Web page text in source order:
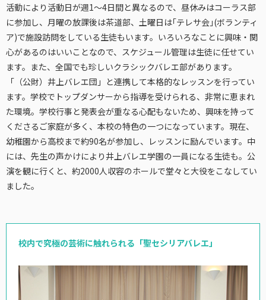
活動により活動日が週1～4日間と異なるので、昼休みはコーラス部
に参加し、月曜の放課後は茶道部、土曜日は｢テレサ会｣(ボランティ
ア)で施設訪問をしている生徒もいます。いろいろなことに興味・関
心があるのはいいことなので、スケジュール管理は生徒に任せてい
ます。また、全国でも珍しいクラシックバレエ部があります。
「（公財）井上バレエ団」と連携して本格的なレッスンを行ってい
ます。学校でトップダンサーから指導を受けられる、非常に恵まれ
た環境。学校行事と発表会が重なる心配もないため、興味を持って
くださるご家庭が多く、本校の特色の一つになっています。現在、
幼稚園から高校まで約90名が参加し、レッスンに励んでいます。中
には、先生の声かけにより井上バレエ学園の一員になる生徒も。公
演を観に行くと、約2000人収容のホールで堂々と大役をこなしてい
ました。
校内で究極の芸術に触れられる「聖セシリアバレエ」